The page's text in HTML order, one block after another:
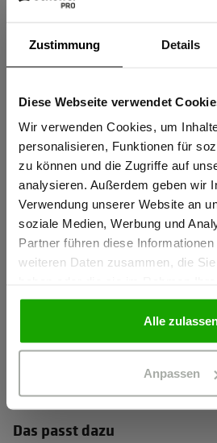
Zustimmung Details
Diese Webseite verwendet
Wir verwenden Cookies, um
personalisieren, Funktionen für
zu können und die Zugriffe auf
analysieren. Außerdem geben wir
Verwendung unserer Website an
soziale Medien, Werbung und
Partner führen diese
weiteren Daten zusammen, die
gesammelt haben.
Alle
Anpassen
Das passt dazu
Sind
Ich bestätige, dass ich
Preise werden netto